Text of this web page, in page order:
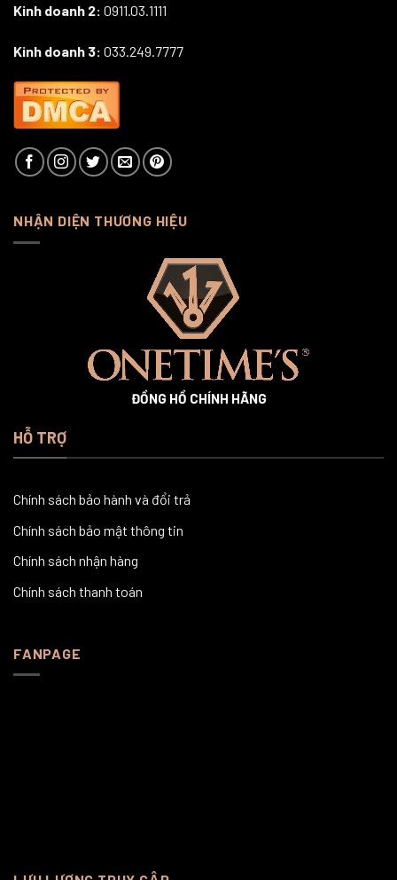
Kinh doanh 2: 0911.03.1111
Kinh doanh 3: 033.249.7777
NHẬN DIỆN THƯƠNG HIỆU
ĐỒNG HỒ CHÍNH HÃNG
HỖ TRỢ
Chính sách bảo hành và đổi trả
Chính sách bảo mật thông tin
Chính sách nhận hàng
Chính sách thanh toán
FANPAGE